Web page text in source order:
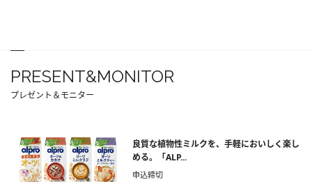
PRESENT&MONITOR
プレゼント＆モニター
良質な植物性ミルクを、手軽においしく楽し
める。「ALP...
申込締切